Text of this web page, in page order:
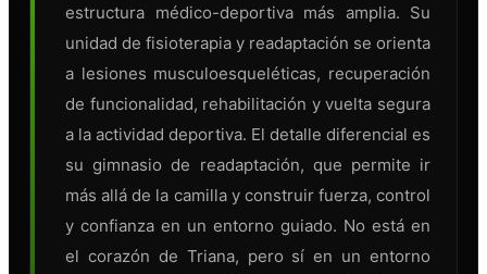
estructura médico-deportiva más amplia. Su
unidad de fisioterapia y readaptación se orienta
a lesiones musculoesqueléticas, recuperación
de funcionalidad, rehabilitación y vuelta segura
a la actividad deportiva. El detalle diferencial es
su gimnasio de readaptación, que permite ir
más allá de la camilla y construir fuerza, control
y confianza en un entorno guiado. No está en
el corazón de Triana, pero sí en un entorno